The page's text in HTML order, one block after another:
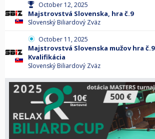
October 12, 2025
Majstrovstvá Slovenska, hra č.9
Slovenský Biliardový Zväz
October 11, 2025
Majstrovstvá Slovenska mužov hra č.9
Kvalifikácia
Slovenský Biliardový Zväz